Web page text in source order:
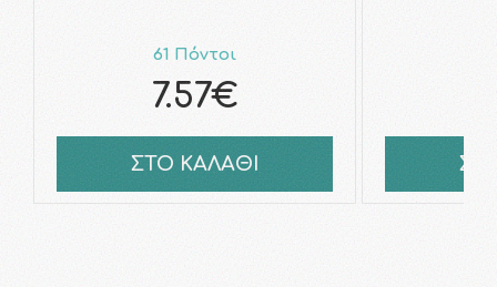
61 Πόντοι
7.57€
ΣΤΟ ΚΑΛΑΘΙ